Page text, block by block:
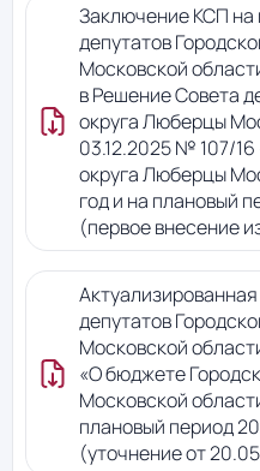
Заключение КСП на
депутатов
Московской
в Решение Совета
округа Люберцы
03.12.2025 № 107/
округа Люберцы
год и на плановый
(первое внесение
депутатов
Московской
«О бюджете
Московской
плановый период
(уточнение от